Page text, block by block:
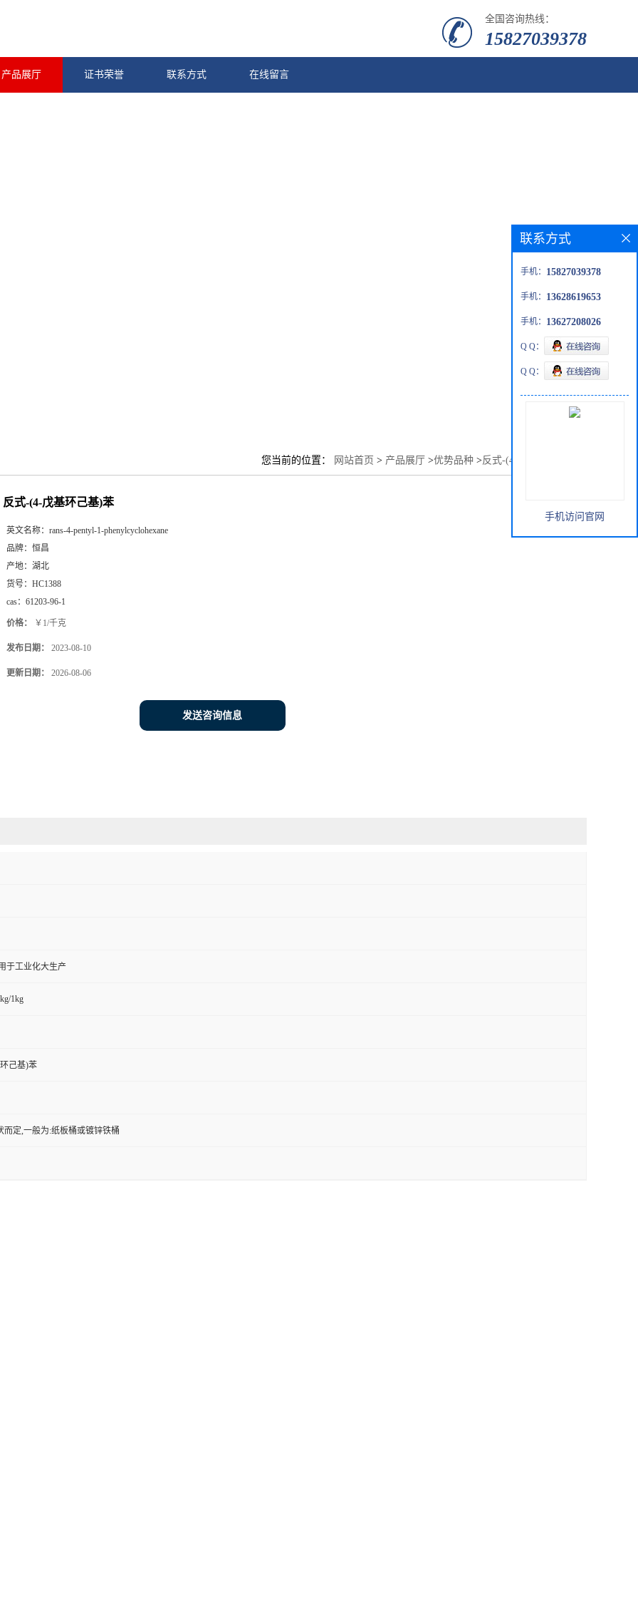
全国咨询热线：
15827039378
产品展厅 证书荣誉 联系方式 在线留言
您当前的位置： 网站首页 > 产品展厅 >优势品种 >反式-(4-戊基环己基)苯
反式-(4-戊基环己基)苯
英文名称： rans-4-pentyl-1-phenylcyclohexane
品牌： 恒昌
产地： 湖北
货号： HC1388
cas： 61203-96-1
价格： ￥1/千克
发布日期： 2023-08-10
更新日期： 2026-08-06
发送咨询信息
于工业化大生产
1kg
己基)苯
而定,一般为:纸板桶或镀锌铁桶
联系方式
手机： 15827039378
手机： 13628619653
手机： 13627208026
Q Q：
Q Q：
手机访问官网